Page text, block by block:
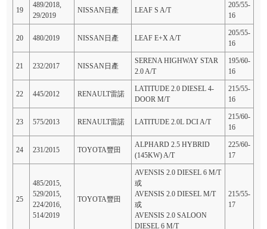
19
489/2018,
29/2019
NISSAN日產 LEAF S A/T
205/55-
16
20 480/2019 NISSAN日產 LEAF E+X A/T
205/55-
16
21 232/2017 NISSAN日產
SERENA HIGHWAY STAR
2.0 A/T
195/60-
16
22 445/2012 RENAULT雷諾
LATITUDE 2.0 DIESEL 4-
DOOR M/T
215/55-
16
23 575/2013 RENAULT雷諾 LATITUDE 2.0L DCI A/T
215/60-
16
24 231/2015 TOYOTA豐田
ALPHARD 2.5 HYBRID
(145KW) A/T
225/60-
17
25
485/2015,
529/2015,
224/2016,
514/2019
TOYOTA豐田
AVENSIS 2.0 DIESEL 6 M/T
或
AVENSIS 2.0 DIESEL M/T
或
AVENSIS 2.0 SALOON
DIESEL 6 M/T
215/55-
17